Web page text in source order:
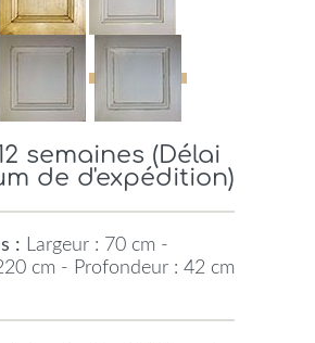
semaines (Délai
de d'expédition)
: Largeur : 70 cm -
cm - Profondeur : 42 cm